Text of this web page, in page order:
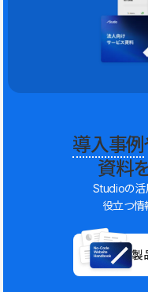
導入事例
資料
Studioの活
役立つ情
製